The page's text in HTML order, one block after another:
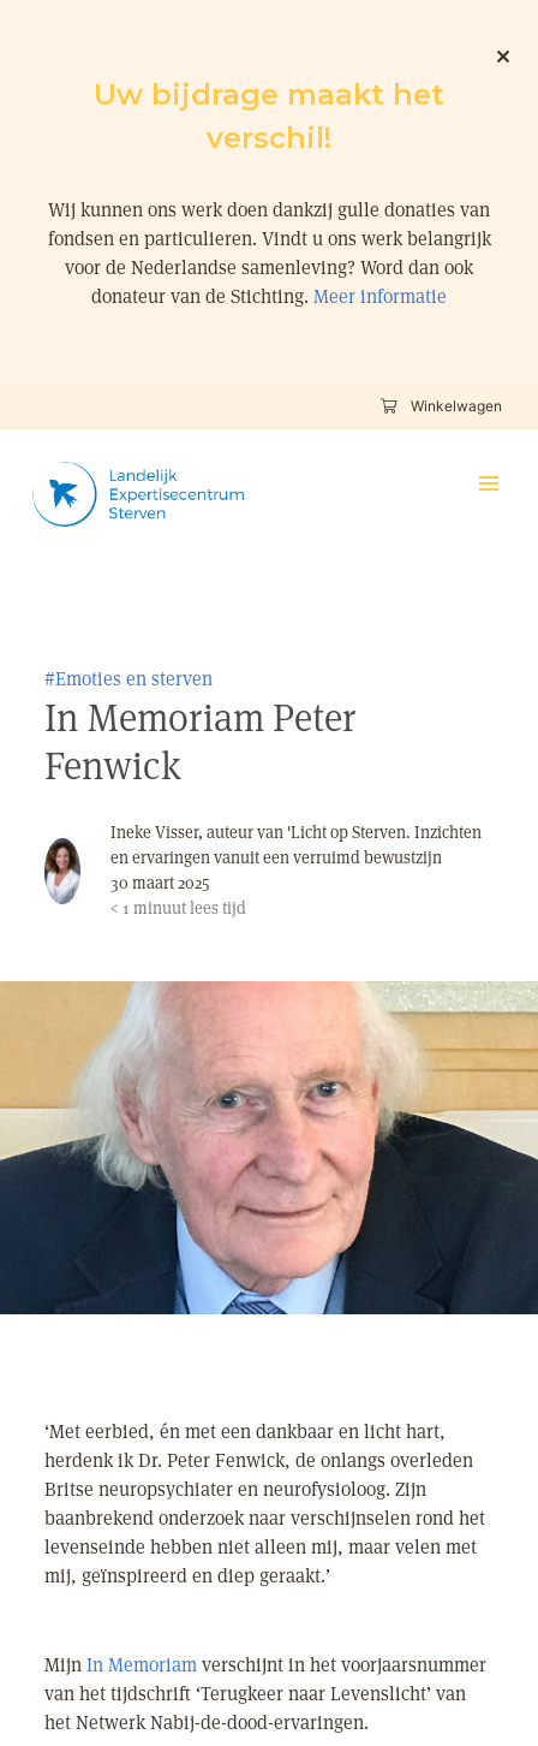
Uw bijdrage maakt het
verschil!
Wij kunnen ons werk doen dankzij gulle donaties van
fondsen en particulieren. Vindt u ons werk belangrijk
voor de Nederlandse samenleving? Word dan ook
donateur van de Stichting. Meer informatie
Winkelwagen
#Emoties en sterven
In Memoriam Peter
Fenwick
Ineke Visser, auteur van 'Licht op Sterven. Inzichten
en ervaringen vanuit een verruimd bewustzijn
30 maart 2025
< 1 minuutlees tijd
‘Met eerbied, én met een dankbaar en licht hart,
herdenk ik Dr. Peter Fenwick, de onlangs overleden
Britse neuropsychiater en neurofysioloog. Zijn
baanbrekend onderzoek naar verschijnselen rond het
levenseinde hebben niet alleen mij, maar velen met
mij, geïnspireerd en diep geraakt.’
MijnIn Memoriamverschijnt in het voorjaarsnummer
van het tijdschrift ‘Terugkeer naar Levenslicht’ van
het Netwerk Nabij-de-dood-ervaringen.